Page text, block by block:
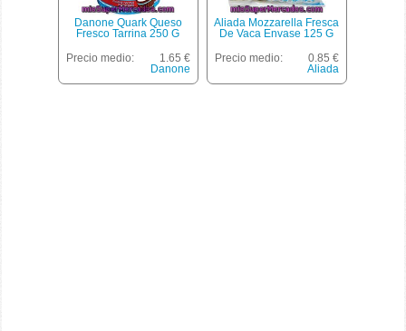
Danone Quark Queso
Fresco Tarrina 250 G
Precio medio:
1.65 €
Danone
Aliada Mozzarella Fresca
De Vaca Envase 125 G
Precio medio:
0.85 €
Aliada